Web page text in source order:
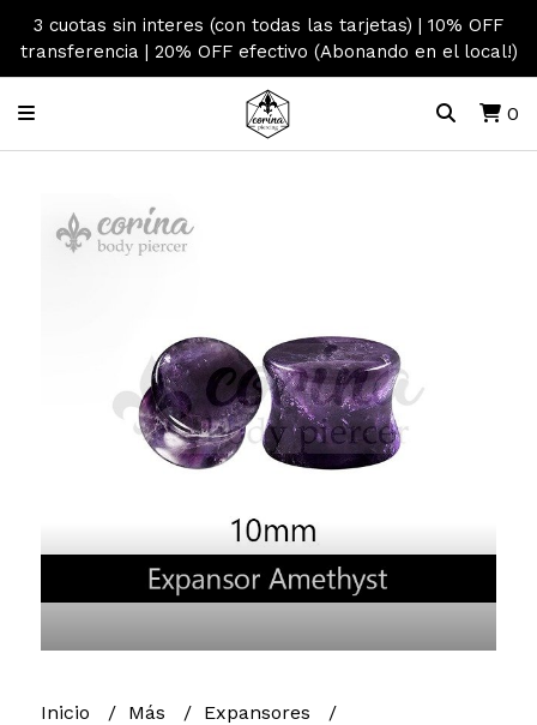
3 cuotas sin interes (con todas las tarjetas) | 10% OFF
transferencia | 20% OFF efectivo (Abonando en el local!)
0
Inicio Más
Expansores